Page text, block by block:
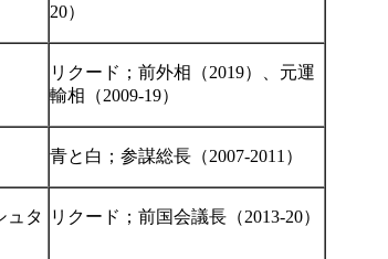
20）
リクード；前外相（2019）、元運
輸相（2009-19）
青と白；参謀総長（2007-2011）
ュタ
リクード；前国会議長（2013-20）